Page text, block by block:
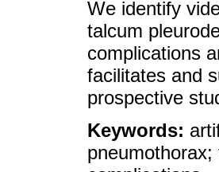
We identify
talcum
complications
facilitates and
prospective
Keywords: